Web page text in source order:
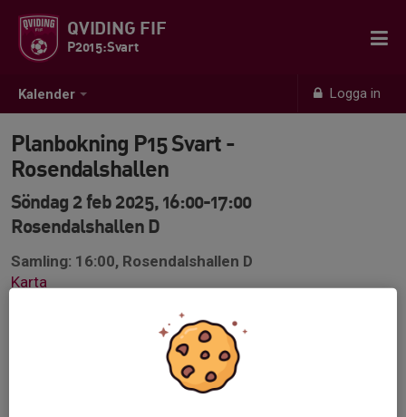
Kalender Logga in
QVIDING FIF
P2015:Svart
Planbokning P15 Svart -
Rosendalshallen
Söndag 2 feb 2025, 16:00-17:00
Rosendalshallen D
Samling: 16:00, Rosendalshallen D
Karta
Spel & lek för dom som vill och kan inomhus söndag 16-
17. Inte någon ledarledd träning.